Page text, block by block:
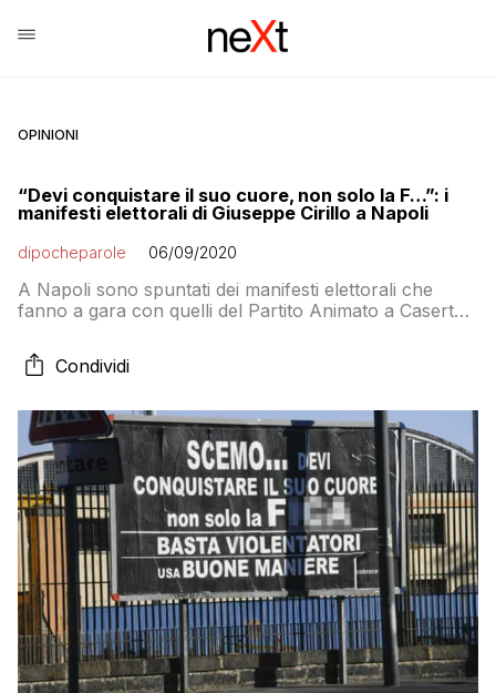
OPINIONI
“Devi conquistare il suo cuore, non solo la F…”: i
manifesti elettorali di Giuseppe Cirillo a Napoli
dipocheparole 06/09/2020
A Napoli sono spuntati dei manifesti elettorali che
fanno a gara con quelli del Partito Animato a Caserta.
comunicazione. É Giuseppe Cirillo , candidato alla
Regione come presidente del Partito delle buone
di Napoli con un cartello […]
Condividi